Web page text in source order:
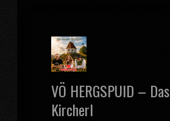
VÖ HERGSPUID –
Kircherl